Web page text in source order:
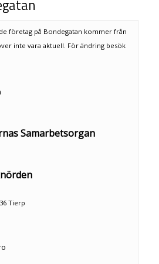
företag på Bondegatan kommer från
inte vara aktuell. För ändring besök
Samarbetsorgan
Tierp